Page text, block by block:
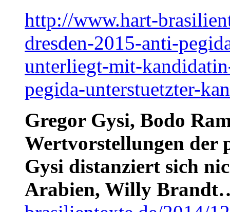
http://www.hart-
dresden-2015-anti-
unterliegt-mit-
pegida-unterstuetzter-
Gregor Gysi, Bodo
Wertvorstellungen der
Gysi distanziert sich
Arabien, Willy